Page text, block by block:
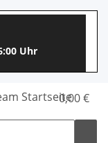
Uhr
0,00 €